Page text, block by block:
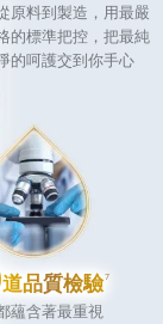
原料到製造，用最嚴
的標準把控，把最純
的呵護交到你手心
道品質檢驗7
蘊含著最重視